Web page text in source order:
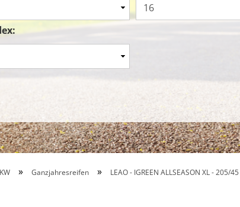
» Ganzjahresreifen » LEAO - IGREEN ALLSEASON XL - 205/